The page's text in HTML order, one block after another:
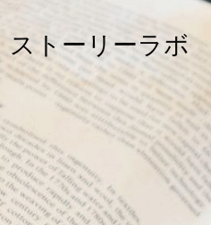
ストーリーラボ